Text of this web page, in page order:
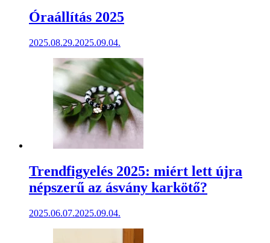
Óraállítás 2025
2025.08.29.2025.09.04.
Trendfigyelés 2025: miért lett újra
népszerű az ásvány karkötő?
2025.06.07.2025.09.04.